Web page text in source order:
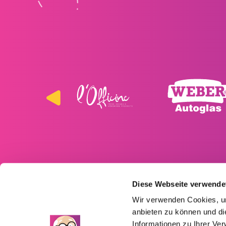
Diese Webseite
Wir verwenden Cookies,
anbieten zu können und
Informationen zu Ihrer
Herbesthaler Straße 321